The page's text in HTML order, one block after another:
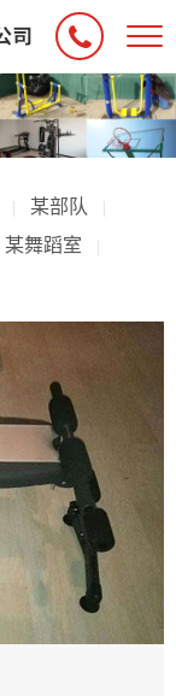
某部队
某舞蹈室